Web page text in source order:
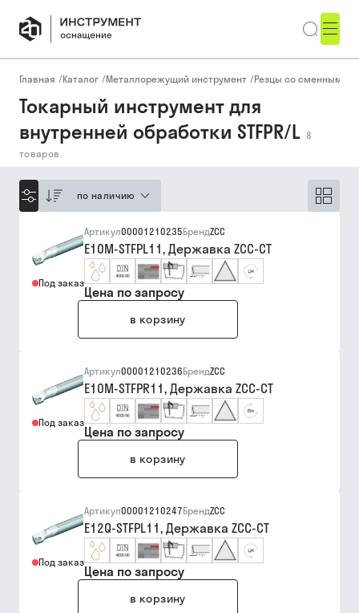
Главная /Каталог /Металлорежущий инструмент /Резцы со сменными
Токарный инструмент для
внутренней обработки STFPR/L 8
товаров
по наличию
Под заказ
Артикул00001210235БрендZCC
E10M-STFPL11, Державка ZCC-CT
Цена по запросу
в корзину
Под заказ
Артикул00001210236БрендZCC
E10M-STFPR11, Державка ZCC-CT
Цена по запросу
в корзину
Под заказ
Артикул00001210247БрендZCC
E12Q-STFPL11, Державка ZCC-CT
Цена по запросу
в корзину